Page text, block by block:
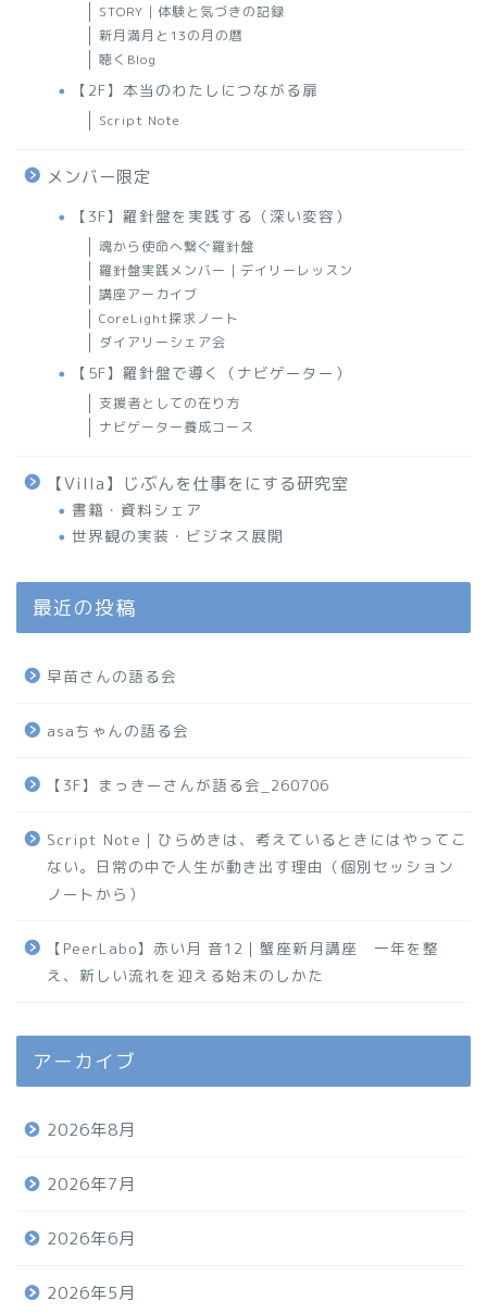
STORY｜体験と気づきの記録
新月満月と13の月の暦
聴くBlog
【2F】本当のわたしにつながる扉
Script Note
メンバー限定
【3F】羅針盤を実践する（深い変容）
魂から使命へ繋ぐ羅針盤
羅針盤実践メンバー｜デイリーレッスン
講座アーカイブ
CoreLight探求ノート
ダイアリーシェア会
【5F】羅針盤で導く（ナビゲーター）
支援者としての在り方
ナビゲーター養成コース
【Villa】じぶんを仕事をにする研究室
書籍・資料シェア
世界観の実装・ビジネス展開
最近の投稿
早苗さんの語る会
asaちゃんの語る会
【3F】まっきーさんが語る会_260706
Script Note｜ひらめきは、考えているときにはやってこ
ない。日常の中で人生が動き出す理由（個別セッション
ノートから）
【PeerLabo】赤い月 音12｜蟹座新月講座 一年を整
え、新しい流れを迎える始末のしかた
アーカイブ
2026年8月
2026年7月
2026年6月
2026年5月